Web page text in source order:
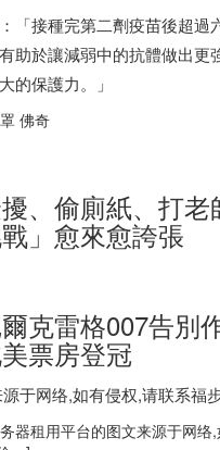
「接種完第二劑疫苗後超過
助於讓減弱中的抗體做出更
的保護力。」
佛奇
、偷廁紙、打
」愈來愈誇張
克雷格007告別
票房登冠
于网络,如有侵权,请联系福
器租用平台的图文来源于网络